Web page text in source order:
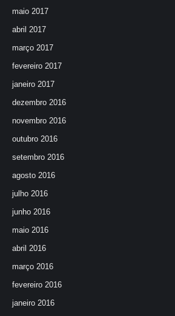
maio 2017
abril 2017
março 2017
fevereiro 2017
janeiro 2017
dezembro 2016
novembro 2016
outubro 2016
setembro 2016
agosto 2016
julho 2016
junho 2016
maio 2016
abril 2016
março 2016
fevereiro 2016
janeiro 2016